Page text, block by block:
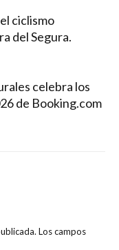
ciclismo
del Segura.
celebra los
de Booking.com
Los campos